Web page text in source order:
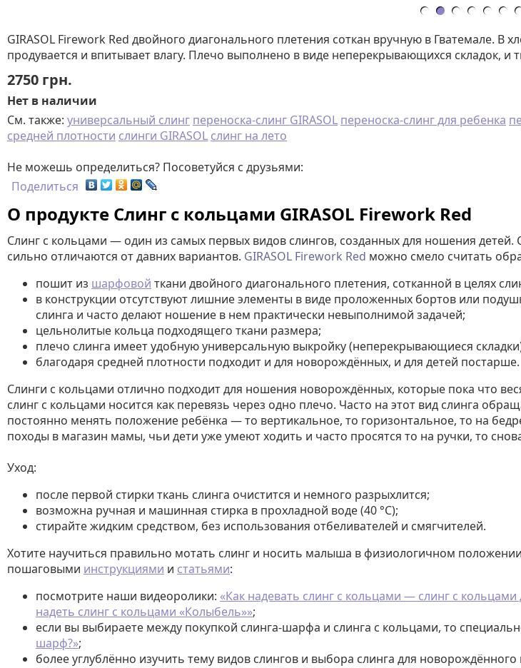
GIRASOL Firework Red двойного диагонального плетения соткан вручную в Гватемале.
продувается и впитывает влагу. Плечо выполнено в виде неперекрывающихся складок,
2750 грн.
Нет в наличии
См. также: универсальный слинг переноска-слинг GIRASOL переноска-слинг для ребенка
средней плотности слинги GIRASOL слинг на лето
Не можешь определиться? Посоветуйся с друзьями:
Поделиться
О продукте Слинг с кольцами GIRASOL Firework Red
Слинг с кольцами — один из самых первых видов слингов, созданных для ношения
сильно отличаются от давних вариантов. GIRASOL Firework Red можно смело считать
пошит из шарфовой ткани двойного диагонального плетения, сотканной в целях
в конструкции отсутствуют лишние элементы в виде проложенных бортов или
слинга и часто делают ношение в нем практически невыполнимой задачей;
цельнолитые кольца подходящего ткани размера;
плечо слинга имеет удобную универсальную выкройку (неперекрывающиеся
благодаря средней плотности подходит и для новорождённых, и для детей постарше.
Слинги с кольцами отлично подходит для ношения новорождённых, которые пока что
слинг с кольцами носится как перевязь через одно плечо. Часто на этот вид слинга
постоянно менять положение ребёнка — то вертикальное, то горизонтальное, то на
походы в магазин мамы, чьи дети уже умеют ходить и часто просятся то на ручки, то
Уход:
после первой стирки ткань слинга очистится и немного разрыхлится;
возможна ручная и машинная стирка в прохладной воде (40 °C);
стирайте жидким средством, без использования отбеливателей и смягчителей.
Хотите научиться правильно мотать слинг и носить малыша в физиологичном
пошаговыми инструкциями и статьями:
посмотрите наши видеоролики: «Как надевать слинг с кольцами — слинг с
надеть слинг с кольцами «Колыбель»»;
если вы выбираете между покупкой слинга-шарфа и слинга с кольцами, то
шарф?»;
более углублённо изучить тему видов слингов и выбора слинга для